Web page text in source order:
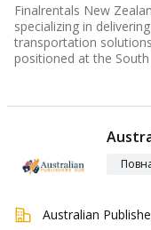
Finalrentals New
specializing in
transportation
positioned at the
Australian